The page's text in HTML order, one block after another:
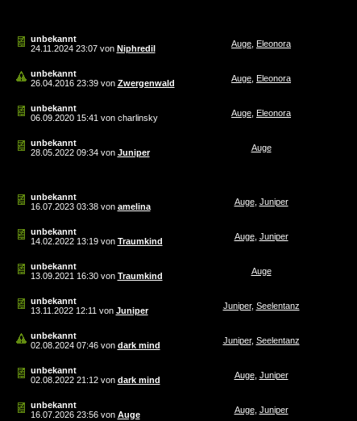
unbekannt
24.11.2024 23:07von Niphredil Auge Eleonora
unbekannt
26.04.2016 23:39von Zwergenwald Auge Eleonora
unbekannt
06.09.2020 15:41 von charlinsky Auge Eleonora
unbekannt
28.05.2022 09:34von Juniper Auge
unbekannt
16.07.2023 03:38von amelina Auge, Juniper
unbekannt
14.02.2022 13:19von Traumkind Auge, Juniper
unbekannt
13.09.2021 16:30von Traumkind Auge
unbekannt
13.11.2022 12:11 von Juniper Juniper, Seelentanz
unbekannt
02.08.2024 07:46von dark mind Juniper, Seelentanz
unbekannt
02.08.2022 21:12von dark mind Auge, Juniper
unbekannt
16.07.2026 23:56von Auge Auge, Juniper